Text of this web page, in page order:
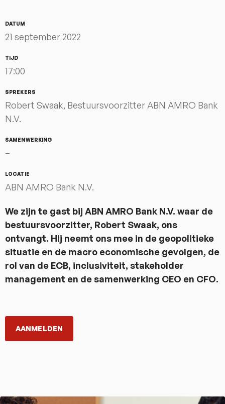
DATUM
21 september 2022
TIJD
17:00
SPREKERS
Robert Swaak, Bestuursvoorzitter ABN AMRO Bank
N.V.
SAMENWERKING
–
LOCATIE
ABN AMRO Bank N.V.
We zijn te gast bij ABN AMRO Bank N.V. waar de
bestuursvoorzitter, Robert Swaak, ons
ontvangt. Hij neemt ons mee in de geopolitieke
situatie en de macro economische gevolgen, de
rol van de ECB, inclusiviteit, stakeholder
management en de samenwerking CEO en CFO.
AANMELDEN